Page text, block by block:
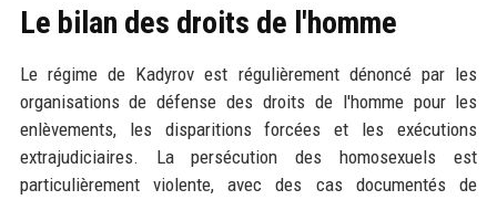
Le bilan des droits de l'homme
Le régime de Kadyrov est régulièrement dénoncé par les
organisations de défense des droits de l'homme pour les
enlèvements, les disparitions forcées et les exécutions
extrajudiciaires. La persécution des homosexuels est
particulièrement violente, avec des cas documentés de